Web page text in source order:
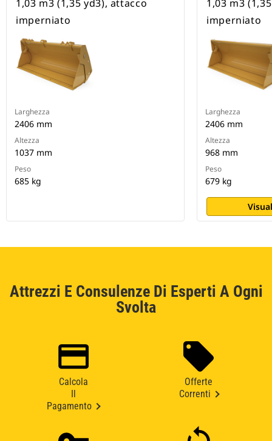
1,03 m3 (1,35 yd3), attacco
imperniato
Larghezza
2406 mm
Altezza
1037 mm
Peso
685 kg
1,03 m3
imperniato
Larghezza
2406 mm
Altezza
968 mm
Peso
679 kg
Attrezzi E Consulenze Di Esperti A Ogni
Svolta
Calcola
Pagamento
Offerte
Correnti